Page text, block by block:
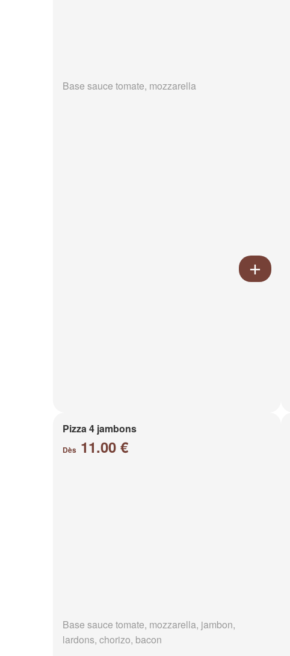
Base sauce tomate, mozzarella
Pizza 4 jambons
Dès 11.00 €
Base sauce tomate, mozzarella, jambon,
lardons, chorizo, bacon